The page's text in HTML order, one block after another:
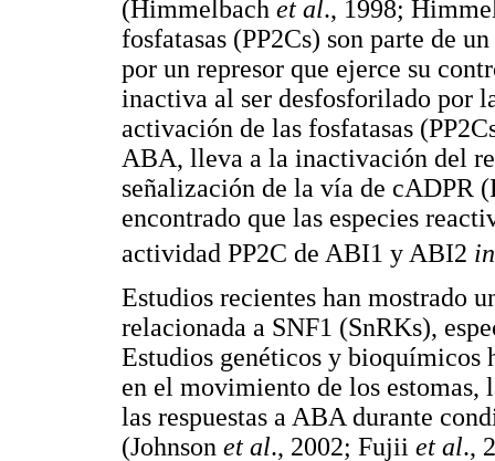
(Himmelbach et al., 1998;
fosfatasas (PP2Cs) son parte de
por un represor que ejerce su
inactiva al ser desfosforilado por
activación de las fosfatasas
ABA, lleva a la inactivación del
señalización de la vía de cADPR
encontrado que las especies
actividad PP2C de ABI1 y ABI2
Estudios recientes han mostrado
relacionada a SNF1 (SnRKs),
Estudios genéticos y bioquímicos
en el movimiento de los estomas,
las respuestas a ABA durante
(Johnson et al., 2002; Fujii et al.,